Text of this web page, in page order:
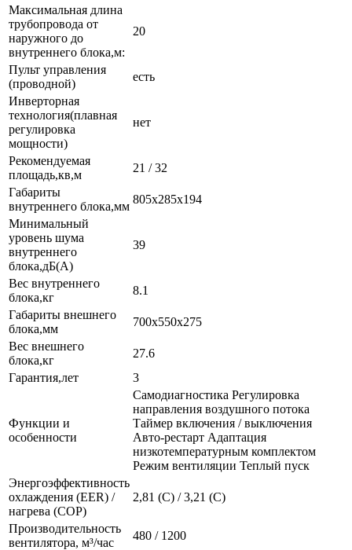
Максимальная длина
трубопровода от
наружного до
внутреннего блока,м:
20
Пульт управления
(проводной)
есть
Инверторная
технология(плавная
регулировка
мощности)
нет
Рекомендуемая
площадь,кв,м
21 / 32
Габариты
внутреннего блока,мм
805x285x194
Минимальный
уровень шума
внутреннего
блока,дБ(А)
39
Вес внутреннего
блока,кг
8.1
Габариты внешнего
блока,мм
700x550x275
Вес внешнего
блока,кг
27.6
Гарантия,лет
3
Функции и
особенности
Самодиагностика Регулировка
направления воздушного потока
Таймер включения / выключения
Авто-рестарт Адаптация
низкотемпературным комплектом
Режим вентиляции Теплый пуск
Энергоэффективность
охлаждения (EER) /
нагрева (COP)
2,81 (C) / 3,21 (C)
Производительность
вентилятора, м³/час
480 / 1200